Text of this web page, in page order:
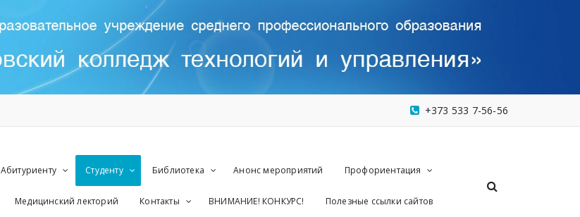
+373 533 7-56-56
Абитуриенту Студенту Библиотека Анонс мероприятий Профориентация
Медицинский лекторий Контакты ВНИМАНИЕ! КОНКУРС! Полезные ссылки сайтов